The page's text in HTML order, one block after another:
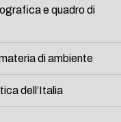
e quadro di
di ambiente
dell’Italia